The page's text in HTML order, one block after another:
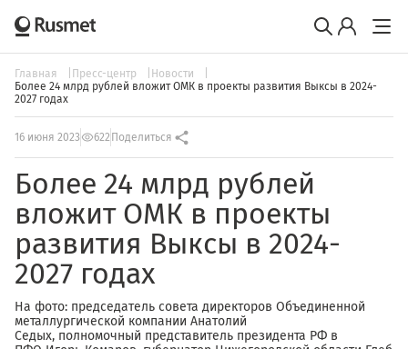
Главная Пресс-центр
Новости
Более 24 млрд рублей вложит ОМК в проекты развития Выксы в 2024-
2027 годах
16 июня 2023 622 Поделиться
Более 24 млрд рублей
вложит ОМК в проекты
развития Выксы в 2024-
2027 годах
На фото: председатель совета директоров Объединенной
металлургической компании Анатолий
Седых, полномочный представитель президента РФ в